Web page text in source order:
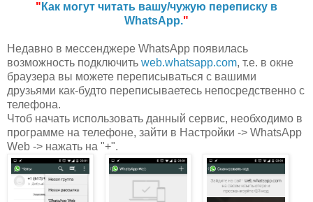
" Как могут читать вашу/чужую переписку в
WhatsApp."
Недавно в мессенджере WhatsApp появилась
возможность подключить web.whatsapp.com, т.е. в окне
браузера вы можете переписываться с вашими
друзьями как-будто переписываетесь непосредственно с
телефона.
Чтоб начать использовать данный сервис, необходимо в
программе на телефоне, зайти в Настройки -> WhatsApp
Web -> нажать на "+".